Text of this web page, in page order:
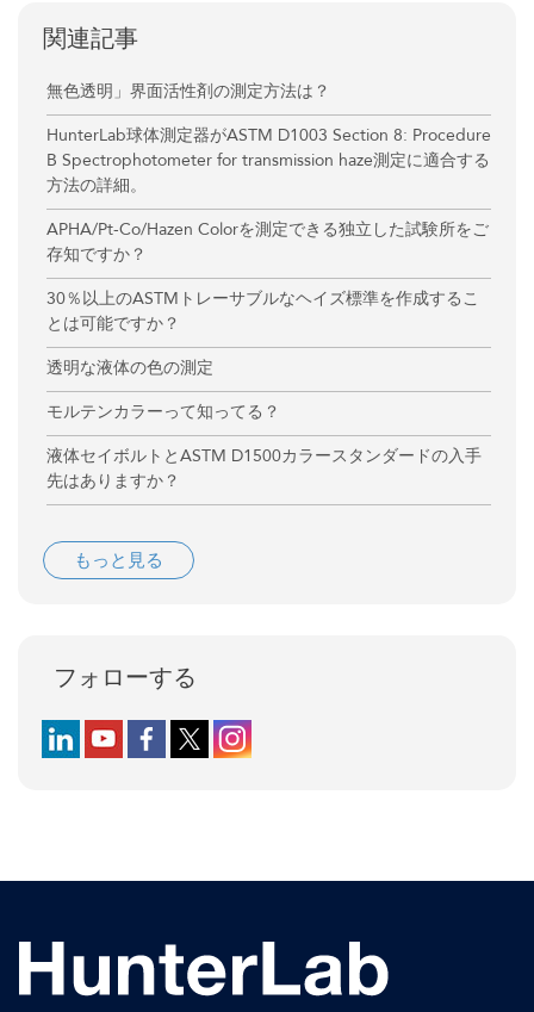
関連記事
無色透明」界面活性剤の測定方法は？
HunterLab球体測定器がASTM D1003 Section 8: Procedure
B Spectrophotometer for transmission haze測定に適合する
方法の詳細。
APHA/Pt-Co/Hazen Colorを測定できる独立した試験所をご
存知ですか？
30％以上のASTMトレーサブルなヘイズ標準を作成するこ
とは可能ですか？
透明な液体の色の測定
モルテンカラーって知ってる？
液体セイボルトとASTM D1500カラースタンダードの入手
先はありますか？
もっと見る
フォローする
Follow us on LinkedIn
Follow us on YouTube
Follow us on Facebook
Follow us on X (formerly Twitter)
Follow us on Instagram